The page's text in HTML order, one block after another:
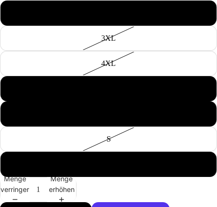
3XL
4XL
S
Menge
verringern
Menge
erhöhen